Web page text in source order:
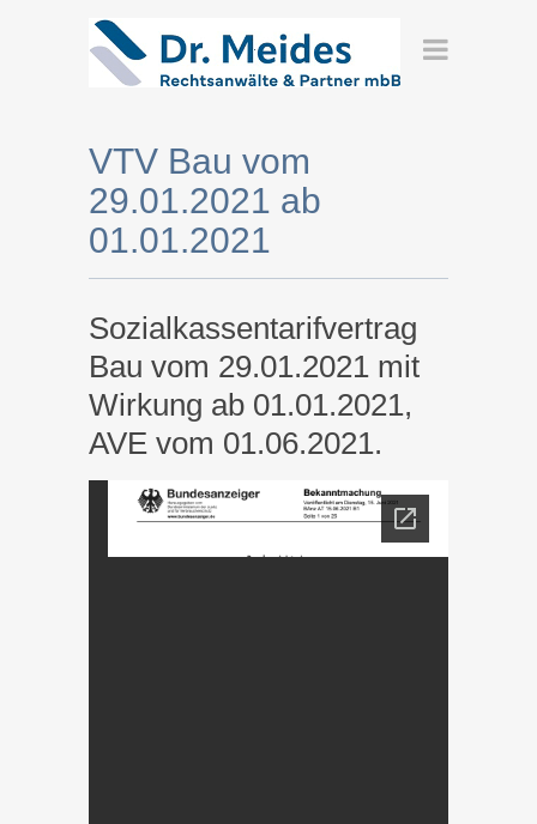
VTV Bau vom
29.01.2021 ab
01.01.2021
Sozialkassentarifvertrag
Bau vom 29.01.2021 mit
Wirkung ab 01.01.2021,
AVE vom 01.06.2021.